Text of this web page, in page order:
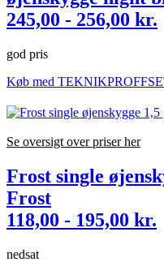
245,00 - 256,00 kr.
god pris
Køb med
Se oversigt over priser her
Frost single
Frost
118,00 - 195,00 kr.
nedsat